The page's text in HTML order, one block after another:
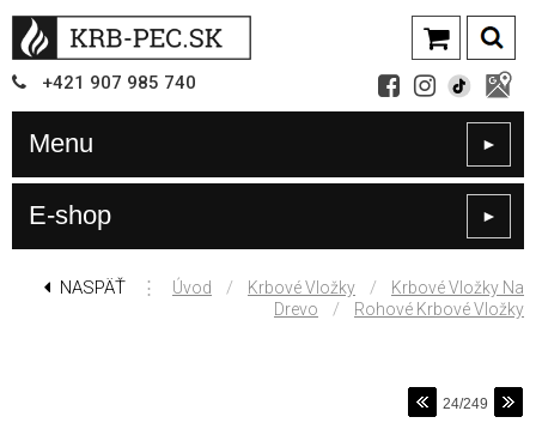
+421 907 985 740
Menu ►
E-shop ►
NASPÄŤ ⋮ Úvod / Krbové Vložky /
Krbové Vložky Na
Drevo
/ Rohové Krbové Vložky
24/249